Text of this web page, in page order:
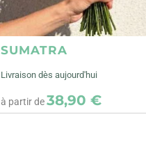
SUMATRA
Livraison dès aujourd'hui
à partir de38,90 €